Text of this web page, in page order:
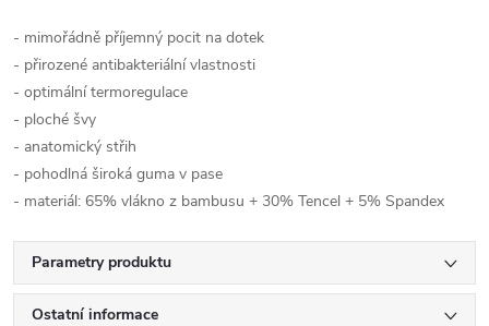
- mimořádně příjemný pocit na dotek
- přirozené antibakteriální vlastnosti
- optimální termoregulace
- ploché švy
- anatomický střih
- pohodlná široká guma v pase
- materiál: 65% vlákno z bambusu + 30% Tencel + 5% Spandex
Parametry produktu
Ostatní informace